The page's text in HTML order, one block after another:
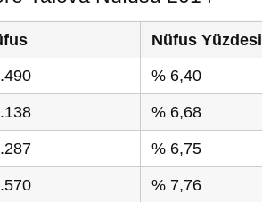
Nüfus Yüzdesi
% 6,40
% 6,68
% 6,75
% 7,76